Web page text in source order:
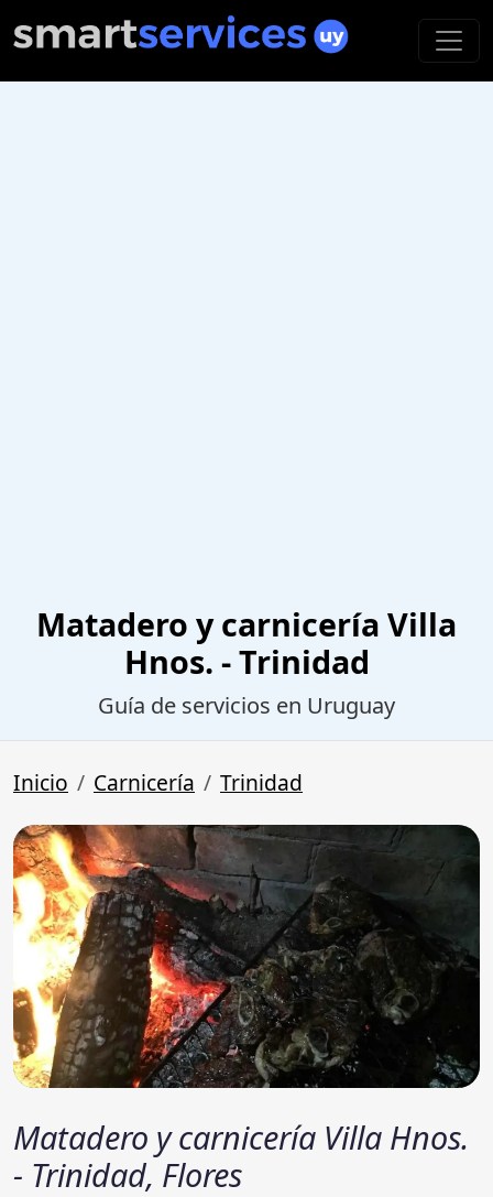
Matadero y carnicería Villa
Hnos. - Trinidad
Guía de servicios en Uruguay
Inicio Carnicería Trinidad
Matadero y carnicería Villa Hnos.
- Trinidad, Flores